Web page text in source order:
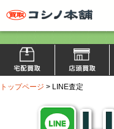
トップページ LINE査定